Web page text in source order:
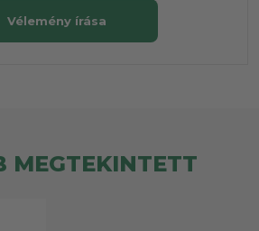
Vélemény írása
MEGTEKINTETT